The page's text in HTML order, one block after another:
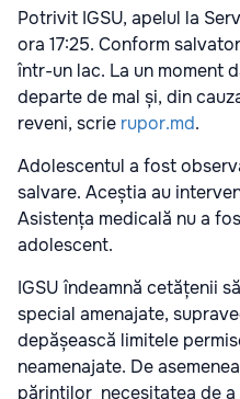
Potrivit IGSU, apelul la
ora 17:25. Conform
într-un lac. La un moment
departe de mal și, din
reveni, scrie rupor.md.
Adolescentul a fost
salvare. Aceștia au
Asistența medicală nu a
adolescent.
IGSU îndeamnă cetățenii
special amenajate,
depășească limitele
neamenajate. De
părinților necesitatea de